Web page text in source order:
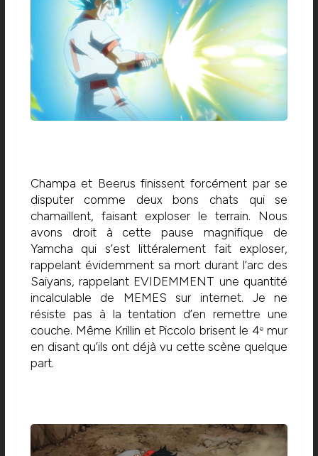
Champa et Beerus finissent forcément par se
disputer comme deux bons chats qui se
chamaillent, faisant exploser le terrain. Nous
avons droit à cette pause magnifique de
Yamcha qui s’est littéralement fait exploser,
rappelant évidemment sa mort durant l’arc des
Saiyans, rappelant EVIDEMMENT une quantité
incalculable de MEMES sur internet. Je ne
résiste pas à la tentation d’en remettre une
couche. Même Krillin et Piccolo brisent le 4e mur
en disant qu’ils ont déjà vu cette scène quelque
part.